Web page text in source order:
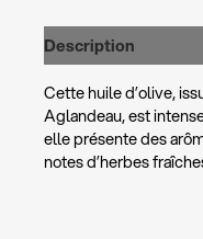
Description
Cette huile d’olive,
Aglandeau, est
elle présente des
notes d’herbes